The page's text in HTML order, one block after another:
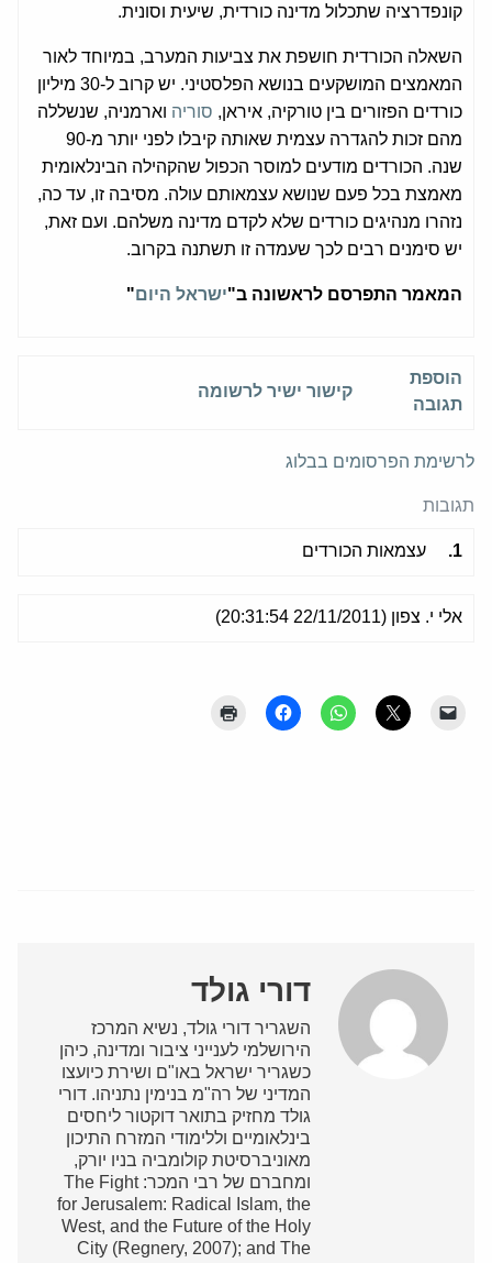
קונפדרציה שתכלול מדינה כורדית, שיעית וסונית.
השאלה הכורדית חושפת את צביעות המערב, במיוחד לאור
המאמצים המושקעים בנושא הפלסטיני. יש קרוב ל-30 מיליון
כורדים הפזורים בין טורקיה, איראן, סוריה וארמניה, שנשללה
מהם זכות להגדרה עצמית שאותה קיבלו לפני יותר מ-90
שנה. הכורדים מודעים למוסר הכפול שהקהילה הבינלאומית
מאמצת בכל פעם שנושא עצמאותם עולה. מסיבה זו, עד כה,
נזהרו מנהיגים כורדים שלא לקדם מדינה משלהם. ועם זאת,
יש סימנים רבים לכך שעמדה זו תשתנה בקרוב.
המאמר התפרסם לראשונה ב"ישראל היום"
הוספת
תגובה
קישור ישיר לרשומה
לרשימת הפרסומים בבלוג
תגובות
1. עצמאות הכורדים
אלי י. צפון (22/11/2011 20:31:54)
דורי גולד
השגריר דורי גולד, נשיא המרכז
הירושלמי לענייני ציבור ומדינה, כיהן
כשגריר ישראל באו"ם ושירת כיועצו
המדיני של רה"מ בנימין נתניהו. דורי
גולד מחזיק בתואר דוקטור ליחסים
בינלאומיים וללימודי המזרח התיכון
מאוניברסיטת קולומביה בניו יורק,
ומחברם של רבי המכר: The Fight
for Jerusalem: Radical Islam, the
West, and the Future of the Holy
City (Regnery, 2007); and The